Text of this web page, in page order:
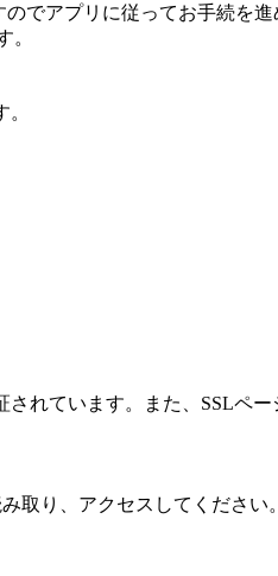
でアプリに従ってお手続を進
。
れています。また、SSLペ
取り、アクセスしてください。